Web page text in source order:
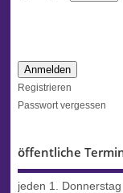
Anmelden
Registrieren
Passwort vergessen
öffentliche
jeden 1.